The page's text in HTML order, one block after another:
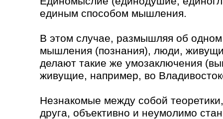
единым способом мышления.
В этом случае, размышляя об
мышления (познания), люди,
делают такие же умозаключения
живущие, например, во
Незнакомые между собой
друга, объективно и неумолимо